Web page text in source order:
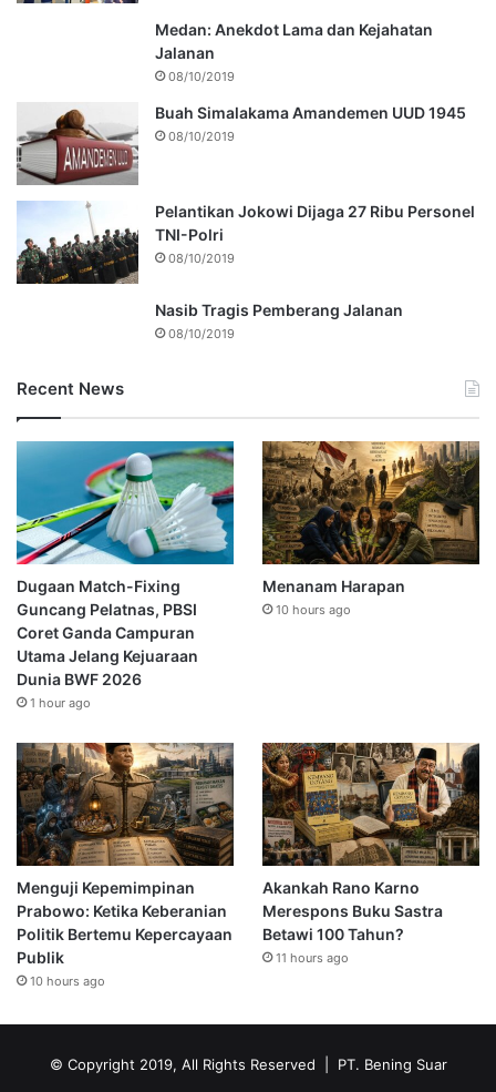
Medan: Anekdot Lama dan Kejahatan
Jalanan
08/10/2019
Buah Simalakama Amandemen UUD 1945
08/10/2019
Pelantikan Jokowi Dijaga 27 Ribu Personel
TNI-Polri
08/10/2019
Nasib Tragis Pemberang Jalanan
08/10/2019
Recent News
Dugaan Match-Fixing
Guncang Pelatnas, PBSI
Coret Ganda Campuran
Utama Jelang Kejuaraan
Dunia BWF 2026
1 hour ago
Menanam Harapan
10 hours ago
Menguji Kepemimpinan
Prabowo: Ketika Keberanian
Politik Bertemu Kepercayaan
Publik
10 hours ago
Akankah Rano Karno
Merespons Buku Sastra
Betawi 100 Tahun?
11 hours ago
© Copyright 2019, All Rights Reserved | PT. Bening Suar